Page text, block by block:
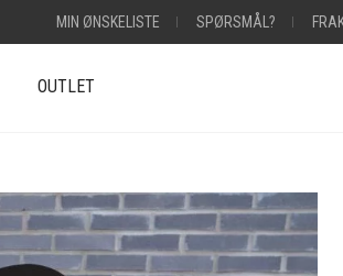
MIN ØNSKELISTE SPØRSMÅL?
OUTLET